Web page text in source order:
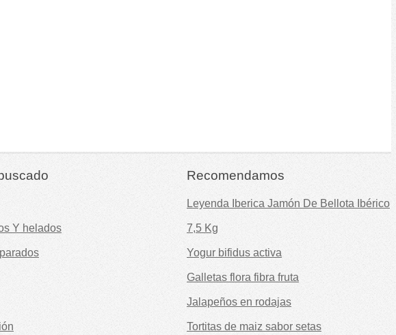
Y helados
Recomendamos
Leyenda Iberica Jamón De Bellota Ibérico
7,5 Kg
Yogur bifidus activa
Galletas flora fibra fruta
Jalapeños en rodajas
Tortitas de maiz sabor setas